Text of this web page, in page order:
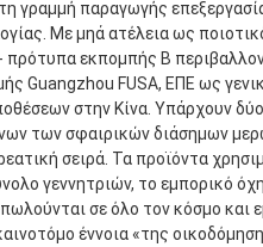
γραμμή παραγωγής
Με μηά ατέλεια ως
πρότυπα εκπομπής Β
Guangzhou FUSA, ΕΠΕ ως
στην Κίνα. Υπάρχουν
των σφαιρικών διάσημων
σειρά. Τα προϊόντα
γεννητριών, το εμπορικό
σε όλο τον κόσμο και
έννοια «της